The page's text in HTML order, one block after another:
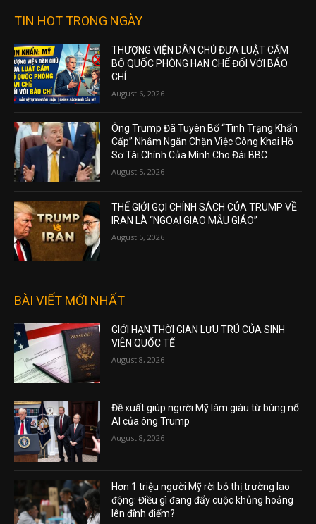
TIN HOT TRONG NGÀY
THƯỢNG VIỆN DÂN CHỦ ĐƯA LUẬT CẤM
BỘ QUỐC PHÒNG HẠN CHẾ ĐỐI VỚI BÁO
CHÍ
August 6, 2026
Ông Trump Đã Tuyên Bố “Tình Trạng Khẩn
Cấp” Nhằm Ngăn Chặn Việc Công Khai Hồ
Sơ Tài Chính Của Mình Cho Đài BBC
August 5, 2026
THẾ GIỚI GỌI CHÍNH SÁCH CỦA TRUMP VỀ
IRAN LÀ “NGOẠI GIAO MẪU GIÁO”
August 5, 2026
BÀI VIẾT MỚI NHẤT
GIỚI HẠN THỜI GIAN LƯU TRÚ CỦA SINH
VIÊN QUỐC TẾ
August 8, 2026
Đề xuất giúp người Mỹ làm giàu từ bùng nổ
AI của ông Trump
August 8, 2026
Hơn 1 triệu người Mỹ rời bỏ thị trường lao
động: Điều gì đang đẩy cuộc khủng hoảng
lên đỉnh điểm?